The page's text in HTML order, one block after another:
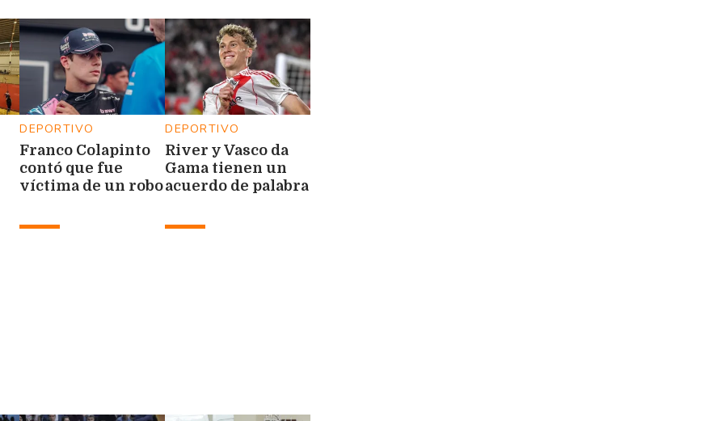
DEPORTIVO
Franco Colapinto
contó que fue
víctima de un robo
vacaciones en
DEPORTIVO
River y Vasco da
Gama tienen un
acuerdo de palabra
Colidio